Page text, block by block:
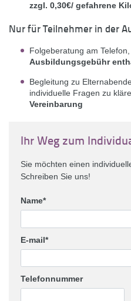
zzgl. 0,30€/ gefahrene
Nur für Teilnehmer in der
Folgeberatung am
Ausbildungsgebühr
Begleitung zu
individuelle Fragen zu
Vereinbarung
Ihr Weg zum
Sie möchten einen
Schreiben Sie uns!
Name
E-mail
Telefonnummer